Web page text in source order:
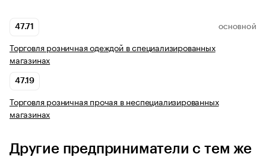
47.71 ОСНОВНОЙ
Торговля розничная одеждой в специализированных
магазинах
47.19
Торговля розничная прочая в неспециализированных
магазинах
Другие предприниматели с тем же